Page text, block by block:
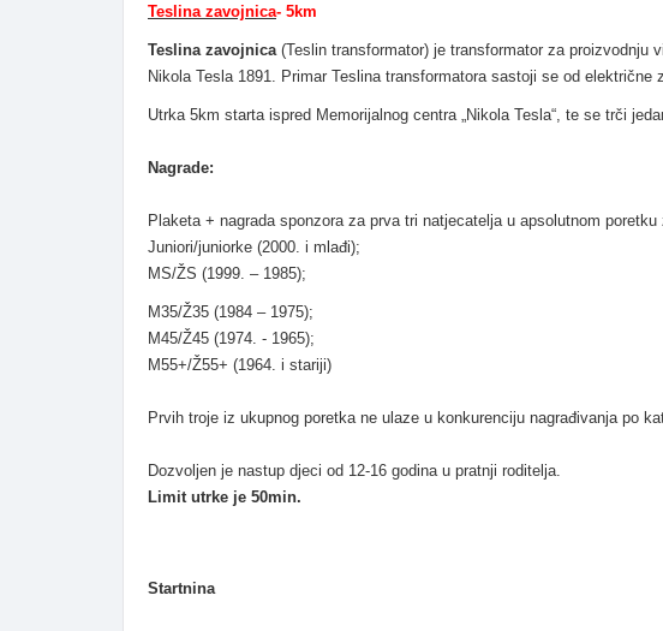
Teslina zavojnica- 5km
Teslina zavojnica(Teslin transformator) je transformator za proizvodnju
Nikola Tesla 1891. Primar Teslina transformatora sastoji se od
Utrka 5km starta ispred Memorijalnog centra „Nikola Tesla“, te se trči
Nagrade:
Plaketa + nagrada sponzora za prva tri natjecatelja u apsolutnom
Juniori/juniorke (2000. i mlađi);
MS/ŽS (1999. – 1985);
M35/Ž35 (1984 – 1975);
M45/Ž45 (1974. - 1965);
M55+/Ž55+ (1964. i stariji)
Prvih troje iz ukupnog poretka ne ulaze u konkurenciju nagrađivanja po
Dozvoljen je nastup djeci od 12-16 godina u pratnji roditelja.
Limit utrke je 50min.
Startnina